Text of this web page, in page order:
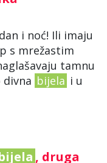
i noć! Ili imaju
s mrežastim
tamnu
divna bijela i u
, druga